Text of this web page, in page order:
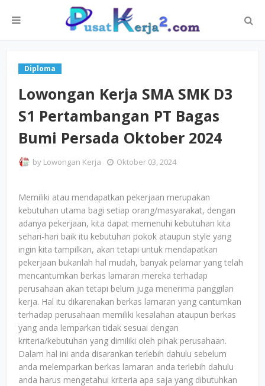
Diploma
Lowongan Kerja SMA SMK D3
S1 Pertambangan PT Bagas
Bumi Persada Oktober 2024
by Lowongan Kerja Oktober 03, 2024
Memiliki atau mendapatkan pekerjaan merupakan
kebutuhan utama bagi setiap orang/masyarakat, dengan
adanya pekerjaan, kita dapat memenuhi kebutuhan kita
sehari-hari baik itu kebutuhan pokok ataupun style yang
ingin kita tampilkan, akan tetapi untuk mendapatkan
pekerjaan bukanlah hal mudah, banyak pelamar yang telah
mencantumkan berkas lamaran mereka terhadap
perusahaan akan tetapi belum juga menerima panggilan
kerja. Hal itu dikarenakan berkas lamaran yang cantumkan
terhadap perusahaan memiliki kesalahan ataupun berkas
yang anda lemparkan tidak sesuai dengan
kriteria/kebutuhan yang dimiliki oleh pihak perusahaan.
Dalam hal ini anda disarankan terlebih dahulu sebelum
anda melemparkan berkas lamaran anda terlebih dahulu
anda harus mengetahui kriteria apa saja yang dibutuhkan